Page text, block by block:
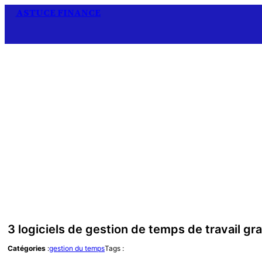
ASTUCE FINANCE
3 logiciels de gestion de temps de travail
Catégories :gestion du tempsTags :